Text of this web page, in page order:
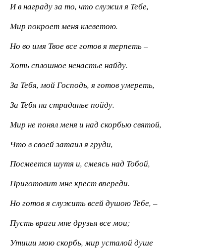
И в награду за то, что служил я Тебе,
Мир покроет меня клеветою.
Но во имя Твое все готов я терпеть –
Хоть сплошное ненастье найду.
За Тебя, мой Господь, я готов умереть,
За Тебя на страданье пойду.
Мир не понял меня и над скорбью святой,
Что в своей затаил я груди,
Посмеется шутя и, смеясь над Тобой,
Приготовит мне крест впереди.
Но готов я служить всей душою Тебе, –
Пусть враги мне друзья все мои;
Утиши мою скорбь, мир усталой душе